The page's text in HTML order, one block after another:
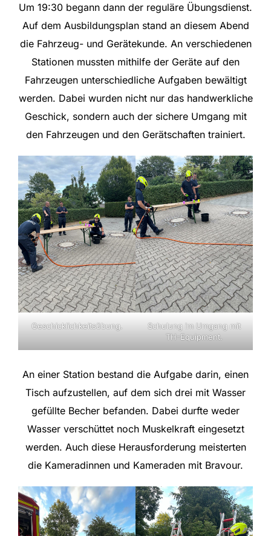
Um 19:30 begann dann der reguläre Übungsdienst.
Auf dem Ausbildungsplan stand an diesem Abend
die Fahrzeug- und Gerätekunde. An verschiedenen
Stationen mussten mithilfe der Geräte auf den
Fahrzeugen unterschiedliche Aufgaben bewältigt
werden. Dabei wurden nicht nur das handwerkliche
Geschick, sondern auch der sichere Umgang mit
den Fahrzeugen und den Gerätschaften trainiert.
Geschicklichkeitsübung.
Schulung im Umgang mit
TH-Equipment.
An einer Station bestand die Aufgabe darin, einen
Tisch aufzustellen, auf dem sich drei mit Wasser
gefüllte Becher befanden. Dabei durfte weder
Wasser verschüttet noch Muskelkraft eingesetzt
werden. Auch diese Herausforderung meisterten
die Kameradinnen und Kameraden mit Bravour.